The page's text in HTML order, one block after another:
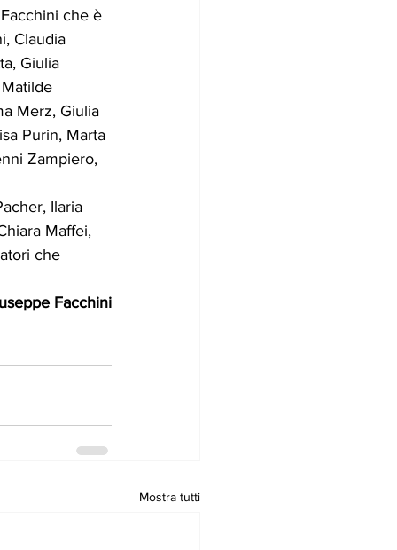
che è
Claudia
Giulia
Merz, Giulia
Purin, Marta
Zampiero,
Ilaria
Maffei,
che
Facchini
Mostra tutti